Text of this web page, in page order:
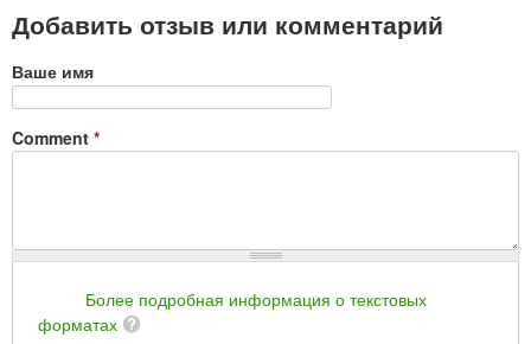
Добавить отзыв или комментарий
Ваше имя
Comment *
Более подробная информация о текстовых
форматах